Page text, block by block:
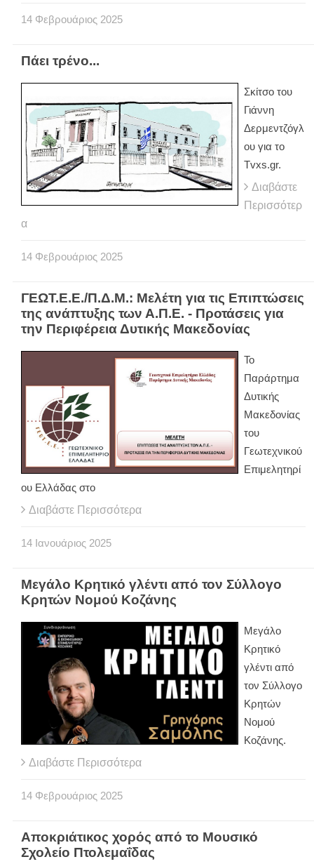
14 Φεβρουάριος 2025
Πάει τρένο...
Σκίτσο του
Γιάννη
Δερμεντζόγλ
ου για το
Tvxs.gr.
Διαβάστε
Περισσότερ
α
14 Φεβρουάριος 2025
ΓΕΩΤ.Ε.Ε./Π.Δ.Μ.: Μελέτη για τις Επιπτώσεις
της ανάπτυξης των Α.Π.Ε. - Προτάσεις για
την Περιφέρεια Δυτικής Μακεδονίας
Το
Παράρτημα
Δυτικής
Μακεδονίας
του
Γεωτεχνικού
Επιμελητηρί
ου Ελλάδας στο
Διαβάστε Περισσότερα
14 Ιανουάριος 2025
Μεγάλο Κρητικό γλέντι από τον Σύλλογο
Κρητών Νομού Κοζάνης
Μεγάλο
Κρητικό
γλέντι από
τον Σύλλογο
Κρητών
Νομού
Κοζάνης.
Διαβάστε Περισσότερα
14 Φεβρουάριος 2025
Αποκριάτικος χορός από το Μουσικό
Σχολείο Πτολεμαΐδας